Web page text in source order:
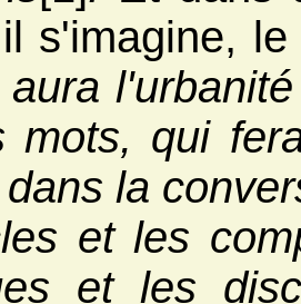
s'imagine,
aura
mots, qui
la
et les
et les